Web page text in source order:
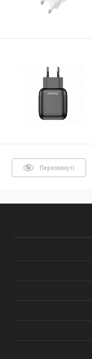
Переглянуті